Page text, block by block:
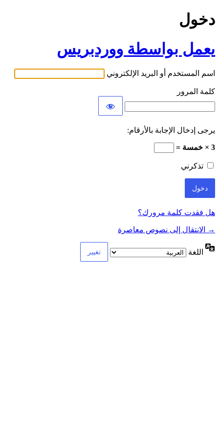
دخول
يعمل بواسطة ووردبريس
اسم المستخدم أو البريد الإلكتروني
كلمة المرور
يرجى إدخال الإجابة بالأرقام:
3 × خمسة =
تذكرني
هل فقدت كلمة مرورك؟
→ الانتقال إلى نصوص معاصرة
اللغة